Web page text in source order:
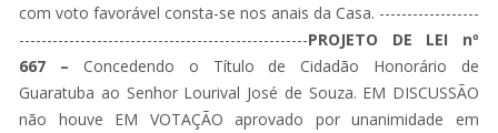
com voto favorável consta-se nos anais da Casa. ------------------
----------------------------------------------------PROJETO DE LEI nº
667 – Concedendo o Título de Cidadão Honorário de
Guaratuba ao Senhor Lourival José de Souza. EM DISCUSSÃO
não houve EM VOTAÇÃO aprovado por unanimidade em